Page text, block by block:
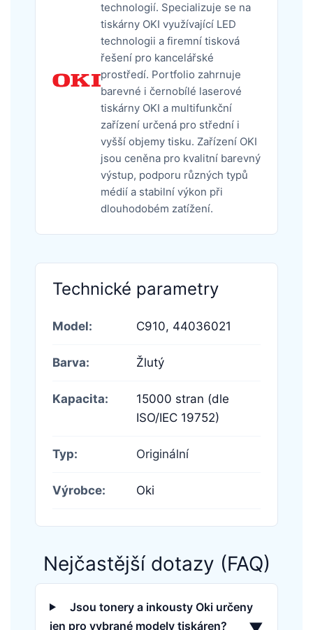
technologií. Specializuje se na
tiskárny OKI využívající LED
technologii a firemní tisková
řešení pro kancelářské
prostředí. Portfolio zahrnuje
barevné i černobílé laserové
tiskárny OKI a multifunkční
zařízení určená pro střední i
vyšší objemy tisku. Zařízení OKI
jsou ceněna pro kvalitní barevný
výstup, podporu různých typů
médií a stabilní výkon při
dlouhodobém zatížení.
Technické parametry
Model: C910, 44036021
Barva: Žlutý
Kapacita:
15000 stran (dle
ISO/IEC 19752)
Typ: Originální
Výrobce: Oki
Nejčastější dotazy (FAQ)
Jsou tonery a inkousty Oki určeny
jen pro vybrané modely tiskáren?